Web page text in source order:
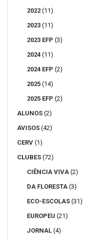
2022 (11)
2023 (11)
2023 EFP (3)
2024 (11)
2024 EFP (2)
2025 (14)
2025 EFP (2)
ALUNOS (2)
AVISOS (42)
CERV (1)
CLUBES (72)
CIÊNCIA VIVA (2)
DA FLORESTA (3)
ECO-ESCOLAS (31)
EUROPEU (21)
JORNAL (4)